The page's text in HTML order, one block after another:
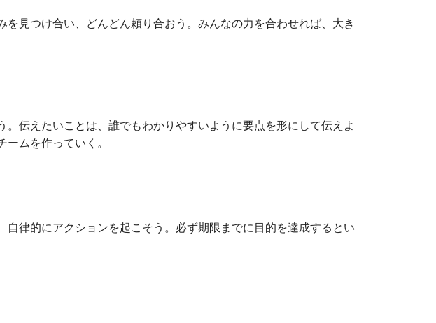
を見つけ合い、どんどん頼り合おう。みんなの力を合わせれば、大き
。伝えたいことは、誰でもわかりやすいように要点を形にして伝えよ
ームを作っていく。
自律的にアクションを起こそう。必ず期限までに目的を達成するとい